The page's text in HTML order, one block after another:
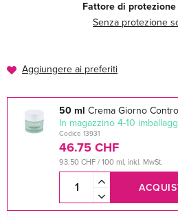
Fattore di protezione
Senza protezione
Aggiungere ai preferiti
50 ml Crema Giorno
In magazzino 4-10
Codice 13931
46.75 CHF
93.50 CHF / 100 ml, inkl. MwSt.